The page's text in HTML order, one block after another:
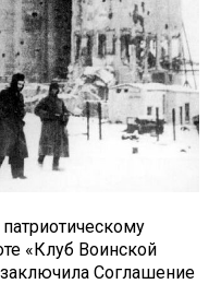
«Клуб Воинской
Соглашение